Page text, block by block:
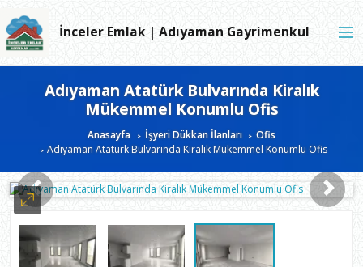
İnceler Emlak | Adıyaman Gayrimenkul
Adıyaman Atatürk Bulvarında Kiralık
Mükemmel Konumlu Ofis
Anasayfa İşyeri Dükkan İlanları
Ofis
Adıyaman Atatürk Bulvarında Kiralık Mükemmel Konumlu Ofis